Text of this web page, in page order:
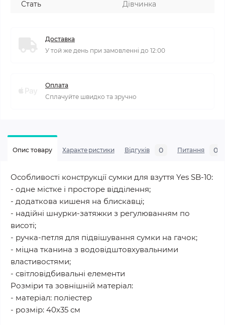
Стать
Дівчинка
Доставка
У той же день при замовленні до 12:00
Оплата
Сплачуйте швидко та зручно
Опис товару Характеристики Відгуків 0 Питання 0
Особливості конструкції сумки для взуття Yes SB-10:
- одне містке і просторе відділення;
- додаткова кишеня на блискавці;
- надійні шнурки-затяжки з регулюванням по
висоті;
- ручка-петля для підвішування сумки на гачок;
- міцна тканина з водовідштовхувальними
властивостями;
- світловідбивальні елементи
Розміри та зовнішній матеріал:
- матеріал: поліестер
- розмір: 40х35 см